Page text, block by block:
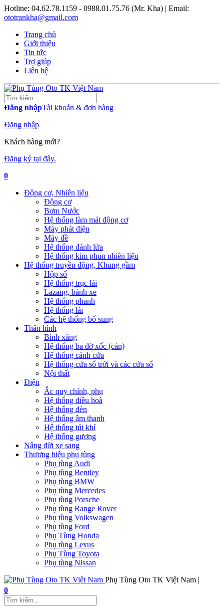
Hotline: 04.62.78.1159 - 0988.01.75.76 (Mr. Kha) | Email:
ototrankha@gmail.com
Trang chủ
Giới thiệu
Tin tức
Trợ giúp
Liên hệ
Đăng nhậpTài khoản & đơn hàng
Đăng nhập
Khách hàng mới?
Đăng ký tại đây.
0
Động cơ, Nhiên liệu
Động cơ
Bơm Nước
Hệ thống làm mát động cơ
Máy phát điện
Máy đề
Hệ thống đánh lửa
Hệ thống kim phun nhiên liệu
Hệ thống truyền động, Khung gầm
Hộp số
Hệ thống trục lái
Lazang, bánh xe
Hệ thống phanh
Hệ thống lái
Các hệ thống bổ sung
Thân hình
Bình xăng
Hệ thống ba đờ xốc (cản)
Hệ thống cánh cửa
Hệ thống cửa sổ trời và các cửa sổ
Nội thất
Điện
Ắc quy chính, phụ
Hệ thống điều hoà
Hệ thống đèn
Hệ thống âm thanh
Hệ thống túi khí
Hệ thống gương
Nâng đời xe sang
Thương hiệu phụ tùng
Phụ tùng Audi
Phụ tùng Bentley
Phụ tùng BMW
Phụ tùng Mercedes
Phụ tùng Porsche
Phụ tùng Range Rover
Phụ tùng Volkswagen
Phụ tùng Ford
Phụ Tùng Honda
Phụ tùng Lexus
Phụ Tùng Toyota
Phụ tùng Nissan
Phụ Tùng Oto TK Việt Nam |
0